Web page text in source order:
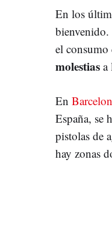
En los
el consumo
molestias a
En
España, se
pistolas de
hay zonas